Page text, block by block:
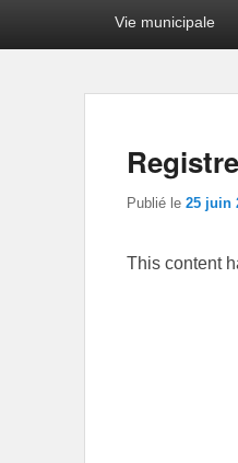
Vie municipale
Publié le 25 juin
This content